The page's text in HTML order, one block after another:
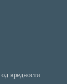
вредности